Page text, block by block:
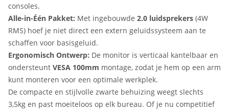
consoles.
Alle-in-Één Pakket: Met ingebouwde 2.0 luidsprekers (4W
RMS) hoef je niet direct een extern geluidssysteem aan te
schaffen voor basisgeluid.
Ergonomisch Ontwerp: De monitor is verticaal kantelbaar en
ondersteunt VESA 100mm montage, zodat je hem op een arm
kunt monteren voor een optimale werkplek.
De compacte en stijlvolle zwarte behuizing weegt slechts
3,5kg en past moeiteloos op elk bureau. Of je nu competitief